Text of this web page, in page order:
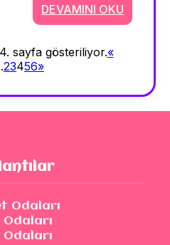
DEVAMINI OKU
sayfa gösteriliyor.«
23456»
Odaları
Odaları
Odaları